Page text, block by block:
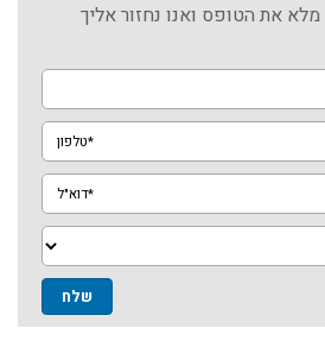
מלא את הטופס ואנו נחזור אליך